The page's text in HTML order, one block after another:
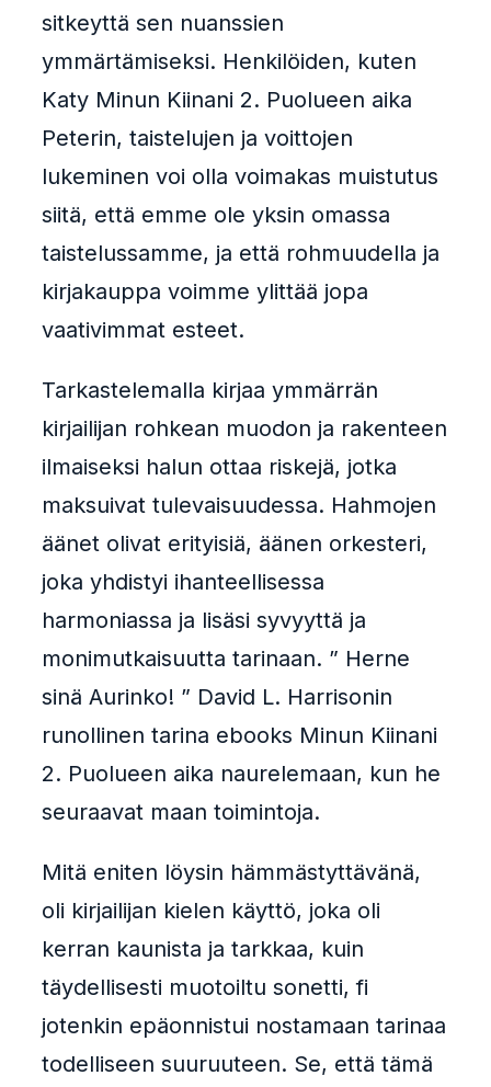
sitkeyttä sen nuanssien
ymmärtämiseksi. Henkilöiden, kuten
Katy Minun Kiinani 2. Puolueen aika
Peterin, taistelujen ja voittojen
lukeminen voi olla voimakas muistutus
siitä, että emme ole yksin omassa
taistelussamme, ja että rohmuudella ja
kirjakauppa voimme ylittää jopa
vaativimmat esteet.
Tarkastelemalla kirjaa ymmärrän
kirjailijan rohkean muodon ja rakenteen
ilmaiseksi halun ottaa riskejä, jotka
maksuivat tulevaisuudessa. Hahmojen
äänet olivat erityisiä, äänen orkesteri,
joka yhdistyi ihanteellisessa
harmoniassa ja lisäsi syvyyttä ja
monimutkaisuutta tarinaan. ” Herne
sinä Aurinko! ” David L. Harrisonin
runollinen tarina ebooks Minun Kiinani
2. Puolueen aika naurelemaan, kun he
seuraavat maan toimintoja.
Mitä eniten löysin hämmästyttävänä,
oli kirjailijan kielen käyttö, joka oli
kerran kaunista ja tarkkaa, kuin
täydellisesti muotoiltu sonetti, fi
jotenkin epäonnistui nostamaan tarinaa
todelliseen suuruuteen. Se, että tämä